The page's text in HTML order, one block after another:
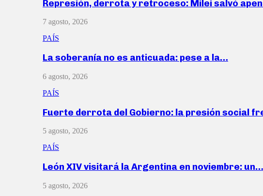
Represión, derrota y retroceso: Milei salvó
7 agosto, 2026
PAÍS
La soberanía no es anticuada: pese a la…
6 agosto, 2026
PAÍS
Fuerte derrota del Gobierno: la presión social
5 agosto, 2026
PAÍS
León XIV visitará la Argentina en noviembre: un…
5 agosto, 2026